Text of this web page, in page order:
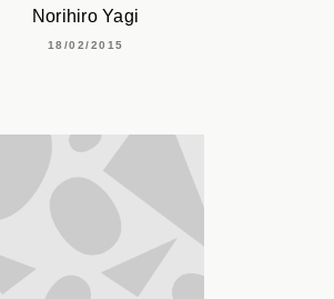
Norihiro Yagi
18/02/2015